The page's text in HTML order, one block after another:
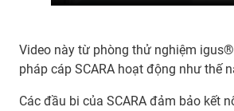
Video này từ phòng thử nghiệm
pháp cáp SCARA hoạt động như thế
Các đầu bi của SCARA đảm bảo kết